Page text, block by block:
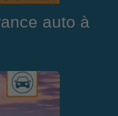
auto à